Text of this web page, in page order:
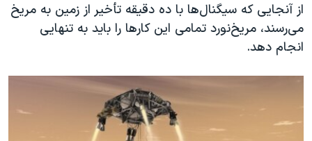
از آنجایی که سیگنال‌ها با ده دقیقه تأخیر از زمین به مریخ
می‌رسند، مریخ‌نورد تمامی این کارها را باید به تنهایی
انجام دهد.